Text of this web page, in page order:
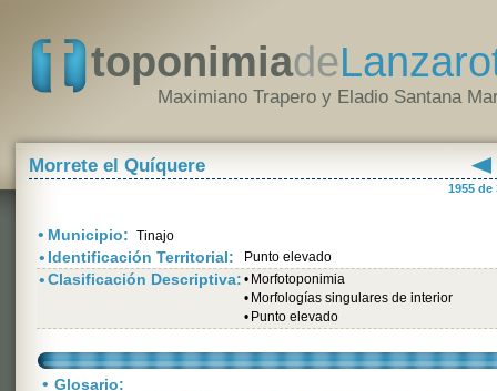
toponimiade
Maximiano Trapero y Eladio Santana
Morrete el Quíquere
1955 de
• Municipio: Tinajo
• Identificación Territorial: Punto elevado
•Clasificación Descriptiva: • Morfotoponimia
• Morfologías singulares de interior
• Punto elevado
• Glosario: